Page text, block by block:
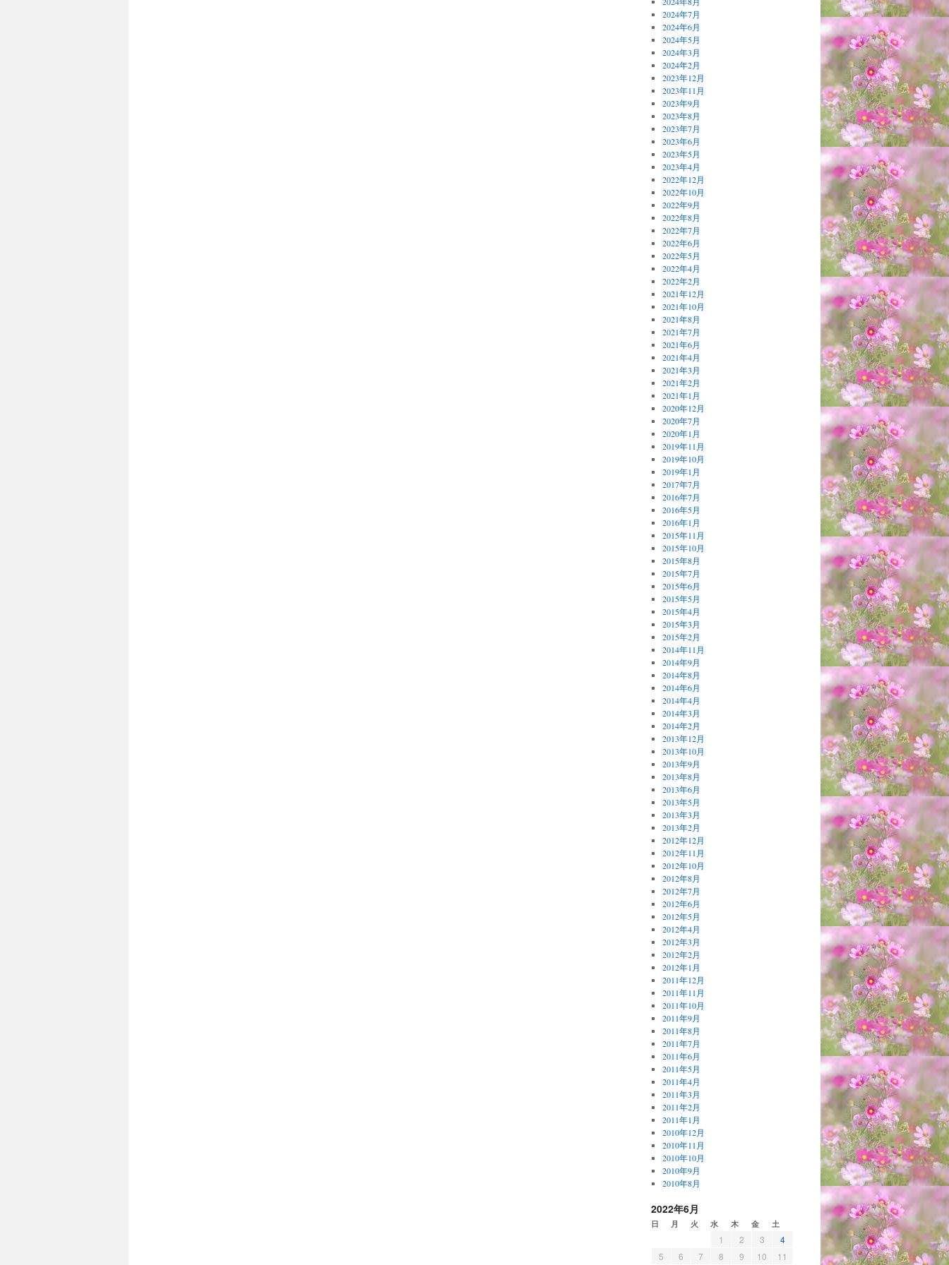
2024年7月
2024年6月
2024年5月
2024年3月
2024年2月
2023年12月
2023年11月
2023年9月
2023年8月
2023年7月
2023年6月
2023年5月
2023年4月
2022年12月
2022年10月
2022年9月
2022年8月
2022年7月
2022年6月
2022年5月
2022年4月
2022年2月
2021年12月
2021年10月
2021年8月
2021年7月
2021年6月
2021年4月
2021年3月
2021年2月
2021年1月
2020年12月
2020年7月
2020年1月
2019年11月
2019年10月
2019年1月
2017年7月
2016年7月
2016年5月
2016年1月
2015年11月
2015年10月
2015年8月
2015年7月
2015年6月
2015年5月
2015年4月
2015年3月
2015年2月
2014年11月
2014年9月
2014年8月
2014年6月
2014年4月
2014年3月
2014年2月
2013年12月
2013年10月
2013年9月
2013年8月
2013年6月
2013年5月
2013年3月
2013年2月
2012年12月
2012年11月
2012年10月
2012年8月
2012年7月
2012年6月
2012年5月
2012年4月
2012年3月
2012年2月
2012年1月
2011年12月
2011年11月
2011年10月
2011年9月
2011年8月
2011年7月
2011年6月
2011年5月
2011年4月
2011年3月
2011年2月
2011年1月
2010年12月
2010年11月
2010年10月
2010年9月
2010年8月
2022年6月
日 月 火 水 木 金 土
1 2 3
4
5
6 7 8 9 10 11